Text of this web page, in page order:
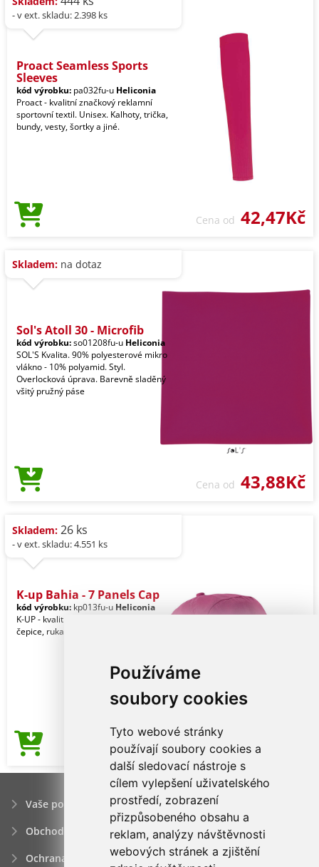
Používáme
soubory cookies
Tyto webové stránky
používají soubory cookies a
další sledovací nástroje s
cílem vylepšení uživatelského
prostředí, zobrazení
přizpůsobeného obsahu a
reklam, analýzy návštěvnosti
webových stránek a zjištění
- v ext. skladu: 2.398 ks
Proact Seamless Sports
Sleeves
kód výrobku: pa032fu-u Heliconia
Proact - kvalitní značkový reklamní
sportovní textil. Unisex. Kalhoty, trička,
bundy, vesty, šortky a jiné.
Cena od 42,47Kč
Skladem: na dotaz
Sol's Atoll 30 - Microfib
kód výrobku:so01208fu-u Heliconia
SOL'S Kvalita. 90% polyesterové mikro
vlákno - 10% polyamid. Styl.
Overlocková úprava. Barevně sladěný
všitý pružný páse
Cena od 43,88Kč
Skladem: 26 ks
- v ext. skladu: 4.551 ks
K-up Bahia - 7 Panels Cap
kód výrobku: kp013fu-u Heliconia
K-UP - kvalitní značkové reklamní
čepice, rukavice a pokrývky hlavy.
Cena od43,88Kč
Vaše poptávka
Obchodní podmínky
Ochrana osobních údajú